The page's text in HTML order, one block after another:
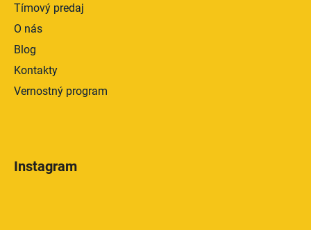
Tímový predaj
O nás
Blog
Kontakty
Vernostný program
Instagram